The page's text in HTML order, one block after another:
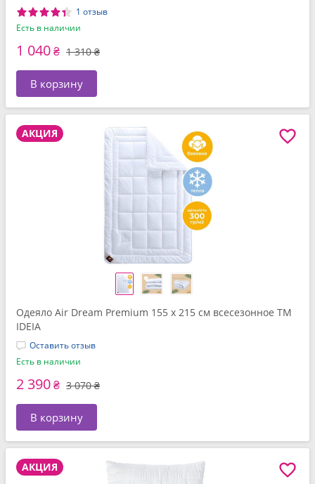
1 отзыв
Есть в наличии
1 040₴ 1 310 ₴
В корзину
АКЦИЯ
Одеяло Air Dream Premium 155 x 215 см всесезонное ТМ
IDEIA
Оставить отзыв
Есть в наличии
2 390₴ 3 070 ₴
В корзину
АКЦИЯ